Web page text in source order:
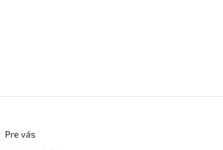
Pre vás